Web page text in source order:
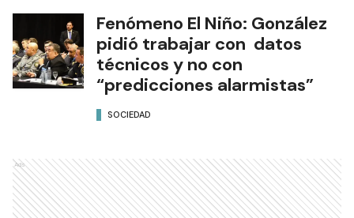
Fenómeno El Niño: González
pidió trabajar con datos
técnicos y no con
“predicciones alarmistas”
SOCIEDAD
Ads